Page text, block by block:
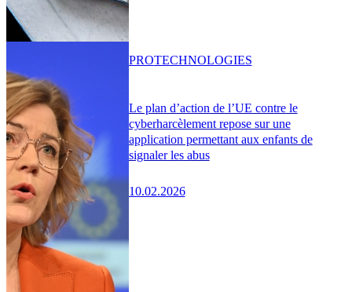
Le plan d’action de l’UE contre le
cyberharcèlement repose sur une
application permettant aux enfants de
signaler les abus
10.02.2026
PROTECHNOLOGIES